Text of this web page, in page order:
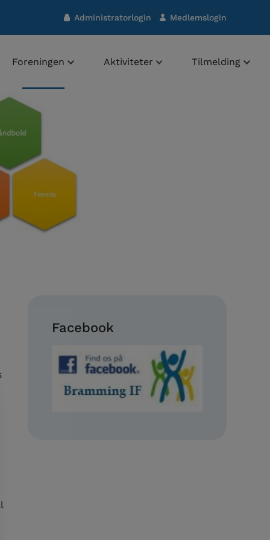
Administratorlogin Medlemslogin
Foreningen Aktiviteter Tilmelding
Facebook